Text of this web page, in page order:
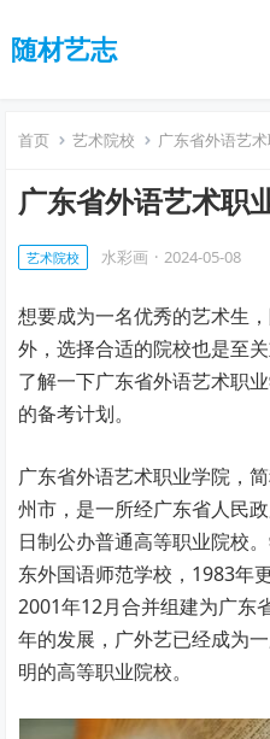
随材艺志
首页 艺术院校 广东省外语艺
广东省外语艺术职
艺术院校 水彩画 · 2024-05-08
想要成为一名优秀的艺术生
外，选择合适的院校也是至
了解一下广东省外语艺术职
的备考计划。
广东省外语艺术职业学院，
州市，是一所经广东省人民
日制公办普通高等职业院校
东外国语师范学校，1983年
2001年12月合并组建为广东
年的发展，广外艺已经成为
明的高等职业院校。